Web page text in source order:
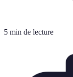
5 min de lecture